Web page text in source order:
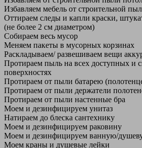
Избавляем мебель от строительной
Оттираем следы и капли краски,
(не более 2 см диаметром)
Собираем весь мусор
Меняем пакеты в мусорных корзинах
Раскладываем/ развешиваем вещи
Протираем пыль на всех доступных и
поверхностях
Протираем от пыли батарею
Протираем от пыли держатели
Протираем от пыли настенные бра
Моем и дезинфицируем унитаз
Натираем до блеска сантехнику
Моем и дезинфицируем раковину
Моем и дезинфицируем ванную/
Моем краны и душевые лейки